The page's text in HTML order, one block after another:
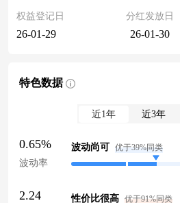
权益登记日
26-01-29
分红发放日
26-01-30
特色数据
近1年 近3年
0.65%
波动率
波动尚可 优于39%同类
2.24 性价比很高 优于91%同类